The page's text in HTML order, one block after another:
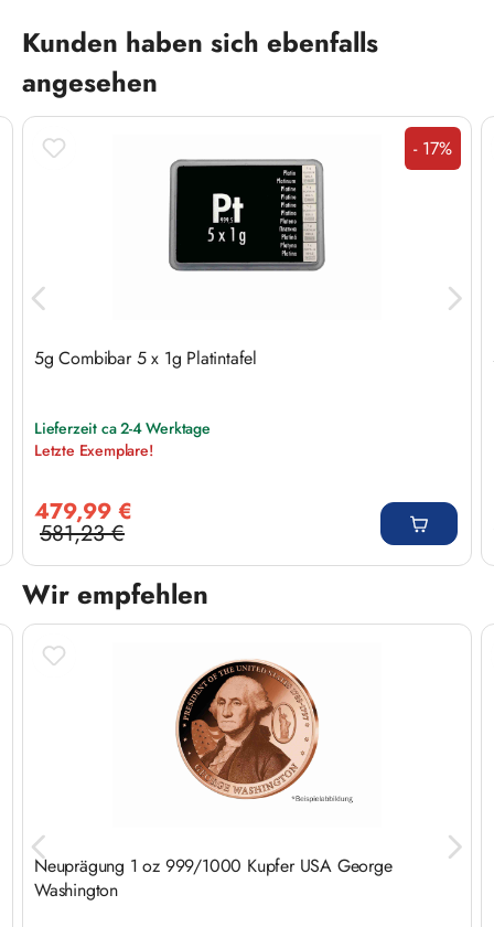
Produktgalerie überspringen
Kunden haben sich ebenfalls
angesehen
Rabatt
- 17%
5g Combibar 5 x 1g Platintafel
Lieferzeit ca 2-4 Werktage
Letzte Exemplare!
479,99 €
Regulärer Preis:
581,23 €
Wir empfehlen
Produktgalerie überspringen
Neuprägung 1 oz 999/1000 Kupfer USA George
Washington